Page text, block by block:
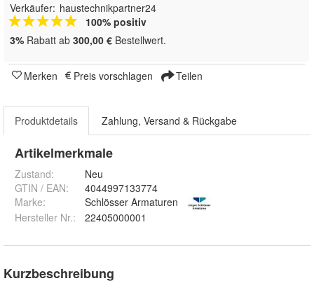
Verkäufer: haustechnikpartner24
100% positiv
3% Rabatt ab 300,00 € Bestellwert.
Merken Preis vorschlagen Teilen
Produktdetails Zahlung, Versand & Rückgabe
Artikelmerkmale
Zustand:
Neu
GTIN / EAN:
4044997133774
Marke:
Schlösser Armaturen
Hersteller Nr.:
22405000001
Kurzbeschreibung